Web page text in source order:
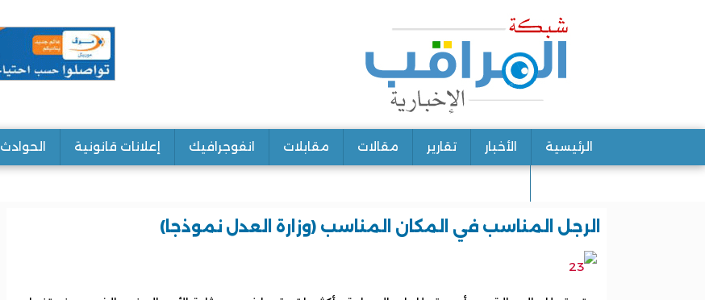
الرئيسية الأخبار تقارير مقالات مقابلات انفوجرافيك إعلانات قانونية الحوادث
الرجل المناسب في المكان المناسب (وزارة العدل نموذجا)